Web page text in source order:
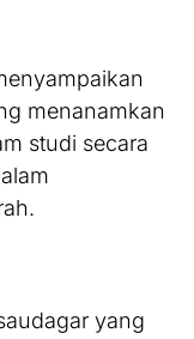
menanamkan
studi secara
yang